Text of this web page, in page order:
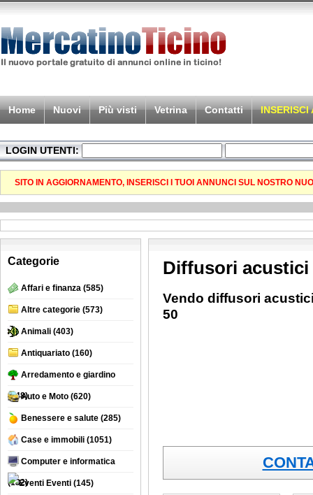
Home Nuovi Più visti Vetrina Contatti INSERISCI
LOGIN UTENTI:
SITO IN AGGIORNAMENTO, INSERISCI I TUOI ANNUNCI SUL NOSTRO
Categorie
Affari e finanza (585)
Altre categorie (573)
Animali (403)
Antiquariato (160)
Arredamento e giardino
(748)Auto e Moto (620)
Benessere e salute (285)
Case e immobili (1051)
Computer e informatica
(132) Eventi (145)
Diffusori acustici
Vendo diffusori
50